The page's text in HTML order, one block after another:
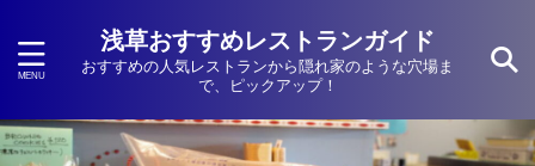
浅草おすすめレストランガイド
おすすめの人気レストランから隠れ家のような穴場ま
で、ピックアップ！